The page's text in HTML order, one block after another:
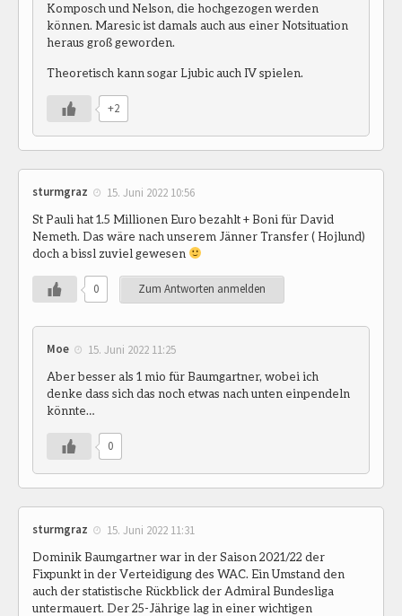
Komposch und Nelson, die hochgezogen werden
können. Maresic ist damals auch aus einer Notsituation
heraus groß geworden.
Theoretisch kann sogar Ljubic auch IV spielen.
+2
sturmgraz 15. Juni 2022 10:56
St Pauli hat 1.5 Millionen Euro bezahlt + Boni für David
Nemeth. Das wäre nach unserem Jänner Transfer ( Hojlund)
doch a bissl zuviel gewesen
0 Zum Antworten anmelden
Moe 15. Juni 2022 11:25
Aber besser als 1 mio für Baumgartner, wobei ich
denke dass sich das noch etwas nach unten einpendeln
könnte…
0
sturmgraz 15. Juni 2022 11:31
Dominik Baumgartner war in der Saison 2021/22 der
Fixpunkt in der Verteidigung des WAC. Ein Umstand den
auch der statistische Rückblick der Admiral Bundesliga
untermauert. Der 25-Jährige lag in einer wichtigen